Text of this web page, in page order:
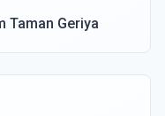
Taman Geriya